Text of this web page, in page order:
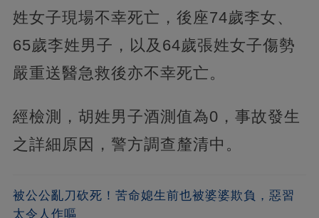
姓女子現場不幸死亡，後座74歲李女、
65歲李姓男子，以及64歲張姓女子傷勢
嚴重送醫急救後亦不幸死亡。
經檢測，胡姓男子酒測值為0，事故發生
之詳細原因，警方調查釐清中。
被公公亂刀砍死！苦命媳生前也被婆婆欺負，惡習
太令人作嘔